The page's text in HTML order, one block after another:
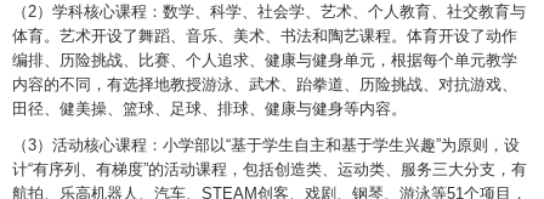
（2）学科核心课程：数学、科学、社会学、艺术、个人教育、社交教育与
体育。艺术开设了舞蹈、音乐、美术、书法和陶艺课程。体育开设了动作
编排、历险挑战、比赛、个人追求、健康与健身单元，根据每个单元教学
内容的不同，有选择地教授游泳、武术、跆拳道、历险挑战、对抗游戏、
田径、健美操、篮球、足球、排球、健康与健身等内容。
（3）活动核心课程：小学部以“基于学生自主和基于学生兴趣”为原则，设
计“有序列、有梯度”的活动课程，包括创造类、运动类、服务三大分支，有
航拍、乐高机器人、汽车、STEAM创客、戏剧、钢琴、游泳等51个项目，